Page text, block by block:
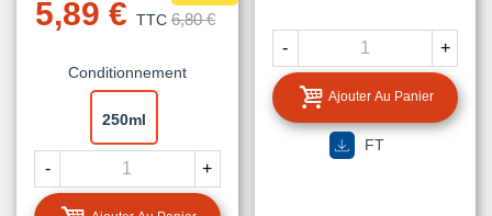
5,89 € TTC 6,80 €
Conditionnement
250ml
- +
- +
Ajouter Au Panier
FT